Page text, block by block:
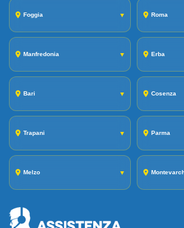
Foggia ▼ Roma
Manfredonia ▼ Erba
Bari ▼ Cosenza
Trapani ▼ Parma
Melzo ▼